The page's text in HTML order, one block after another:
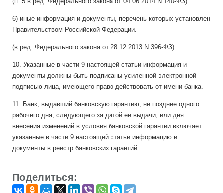
6) иные информация и документы, перечень которых установлен
Правительством Российской Федерации.
(в ред. Федерального закона от 28.12.2013 N 396-ФЗ)
10. Указанные в части 9 настоящей статьи информация и
документы должны быть подписаны усиленной электронной
подписью лица, имеющего право действовать от имени банка.
11. Банк, выдавший банковскую гарантию, не позднее одного
рабочего дня, следующего за датой ее выдачи, или дня
внесения изменений в условия банковской гарантии включает
указанные в части 9 настоящей статьи информацию и
документы в реестр банковских гарантий.
Поделиться: